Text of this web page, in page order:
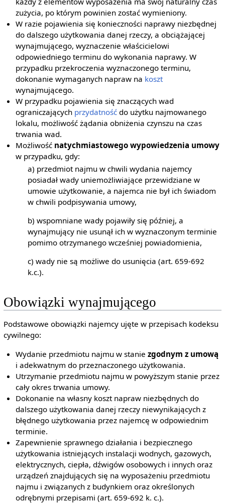
zużycia, po którym powinien zostać wymieniony.
W razie pojawienia się konieczności naprawy niezbędnej
do dalszego użytkowania danej rzeczy, a obciążającej
wynajmującego, wyznaczenie właścicielowi
odpowiedniego terminu do wykonania naprawy. W
przypadku przekroczenia wyznaczonego terminu,
dokonanie wymaganych napraw na koszt
wynajmującego.
W przypadku pojawienia się znaczących wad
ograniczających przydatność do użytku najmowanego
lokalu, możliwość żądania obniżenia czynszu na czas
trwania wad.
Możliwość natychmiastowego wypowiedzenia umowy
w przypadku, gdy:
a) przedmiot najmu w chwili wydania najemcy
posiadał wady uniemożliwiające przewidziane w
umowie użytkowanie, a najemca nie był ich świadom
w chwili podpisywania umowy,
b) wspomniane wady pojawiły się później, a
wynajmujący nie usunął ich w wyznaczonym terminie
pomimo otrzymanego wcześniej powiadomienia,
c) wady nie są możliwe do usunięcia (art. 659-692
k.c.).
Obowiązki wynajmującego
Podstawowe obowiązki najemcy ujęte w przepisach kodeksu
cywilnego:
Wydanie przedmiotu najmu w staniezgodnym z umową
i adekwatnym do przeznaczonego użytkowania.
Utrzymanie przedmiotu najmu w powyższym stanie przez
cały okres trwania umowy.
Dokonanie na własny koszt napraw niezbędnych do
dalszego użytkowania danej rzeczy niewynikających z
błędnego użytkowania przez najemcę w odpowiednim
terminie.
Zapewnienie sprawnego działania i bezpiecznego
użytkowania istniejących instalacji wodnych, gazowych,
elektrycznych, ciepła, dźwigów osobowych i innych oraz
urządzeń znajdujących się na wyposażeniu przedmiotu
najmu i związanych z budynkiem oraz określonych
odrębnymi przepisami (art. 659-692 k. c.).